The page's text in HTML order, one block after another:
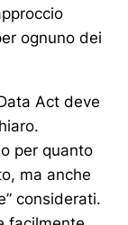
ognuno dei
Act deve
per quanto
ma anche
considerati.